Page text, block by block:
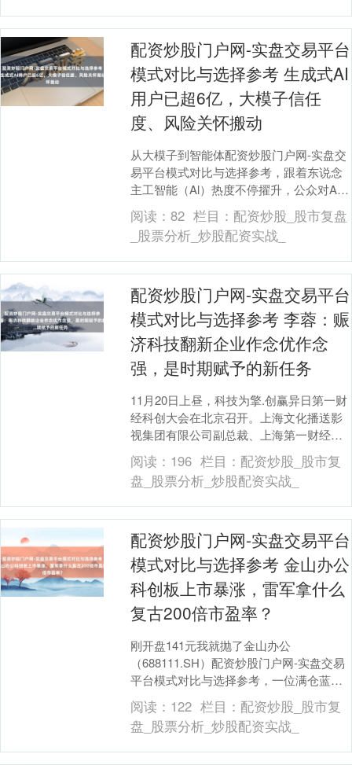
配资炒股门户网-实盘交易平台
模式对比与选择参考 生成式AI
用户已超6亿，大模子信任
度、风险关怀搬动
从大模子到智能体配资炒股门户网-实盘交
易平台模式对比与选择参考，跟着东说念
主工智能（Al）热度不停擢升，公众对AI
的信任度以及风险关怀也出现新趋势。 近
日，对外....
阅读：82 栏目： 配资炒股_股市复盘
_股票分析_炒股配资实战_
配资炒股门户网-实盘交易平台
模式对比与选择参考 李蓉：赈
济科技翻新企业作念优作念
强，是时期赋予的新任务
11月20日上昼，科技为擎.创赢异日第一财
经科创大会在北京召开。上海文化播送影
视集团有限公司副总裁、上海第一财经传
媒有限公司董事长兼首席延迟官李蓉作念
开幕致辞。....
阅读： 196 栏目： 配资炒股_股市复
盘_股票分析_炒股配资实战_
配资炒股门户网-实盘交易平台
模式对比与选择参考 金山办公
科创板上市暴涨，雷军拿什么
复古200倍市盈率？
刚开盘141元我就抛了金山办公
（688111.SH）配资炒股门户网-实盘交易
平台模式对比与选择参考，一位满仓蓝筹
股并救援打新股的个东说念主投资者向第
一财经记者暗....
阅读： 122 栏目： 配资炒股_股市复
盘_股票分析_炒股配资实战_